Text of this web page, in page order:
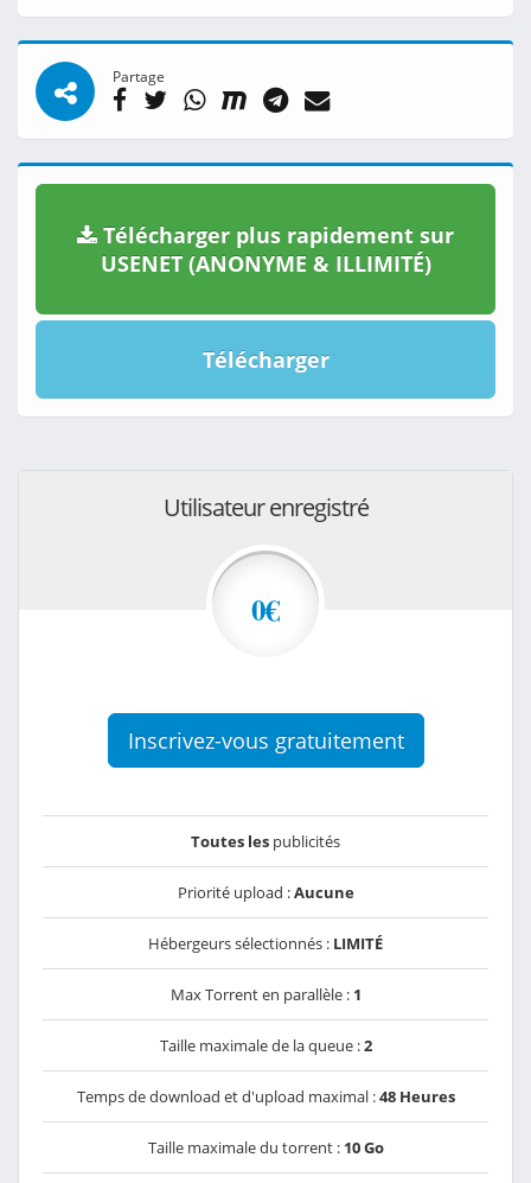
Partage
Télécharger plus rapidement sur
USENET (ANONYME & ILLIMITÉ)
Télécharger
Utilisateur enregistré
0€
Inscrivez-vous gratuitement
Toutes les publicités
Priorité upload :Aucune
Hébergeurs sélectionnés : LIMITÉ
Max Torrent en parallèle : 1
Taille maximale de la queue :2
Temps de download et d'upload maximal :48 Heures
Taille maximale du torrent : 10 Go